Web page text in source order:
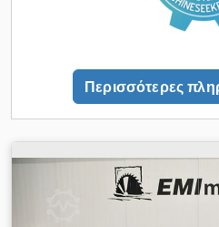
τιμής Χωρίς περιττές απώλειες
ενσωματωμένο ηλεκτρονικό
προστατεύονται με τον βέλτιστο
σύστημα χειρισμού ΤΕΧΝΙΚΑ
Ροή αέρα l/min: 900 l/min Ροή
Διαστάσεις και βάρος: Μήκος
Dcsdpfx Amsw I U H Tjnjk
430 mm Ύψος (προϊόντος): περ.
περ. 24 kg Διαθεσιμότητα: άμεσα
Περισσότερες